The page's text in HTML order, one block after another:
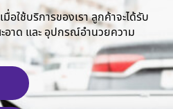
อใช้บริการของเรา ลูกค้าจะได้รับ
อาด และ อุปกรณ์อำนวยความ